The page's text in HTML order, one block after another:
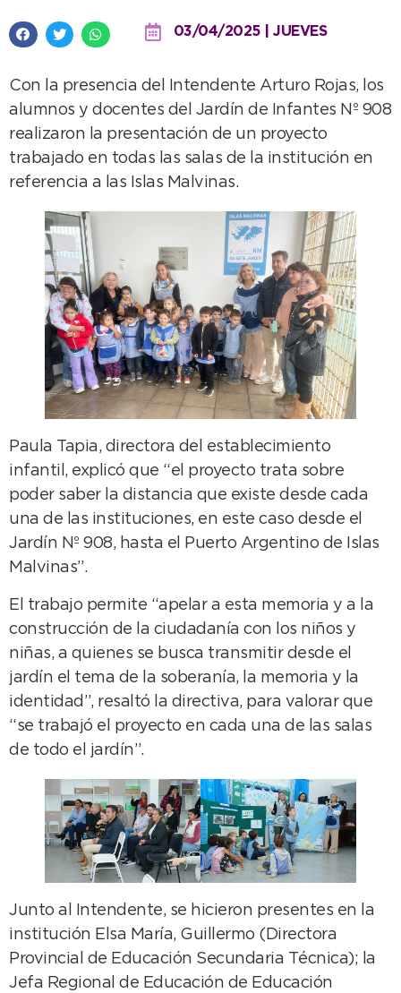
03/04/2025 | JUEVES
Con la presencia del Intendente Arturo Rojas, los
alumnos y docentes del Jardín de Infantes Nº 908
realizaron la presentación de un proyecto
trabajado en todas las salas de la institución en
referencia a las Islas Malvinas.
Paula Tapia, directora del establecimiento
infantil, explicó que “el proyecto trata sobre
poder saber la distancia que existe desde cada
una de las instituciones, en este caso desde el
Jardín Nº 908, hasta el Puerto Argentino de Islas
Malvinas”.
El trabajo permite “apelar a esta memoria y a la
construcción de la ciudadanía con los niños y
niñas, a quienes se busca transmitir desde el
jardín el tema de la soberanía, la memoria y la
identidad”, resaltó la directiva, para valorar que
“se trabajó el proyecto en cada una de las salas
de todo el jardín”.
Junto al Intendente, se hicieron presentes en la
institución Elsa María, Guillermo (Directora
Provincial de Educación Secundaria Técnica); la
Jefa Regional de Educación de Educación